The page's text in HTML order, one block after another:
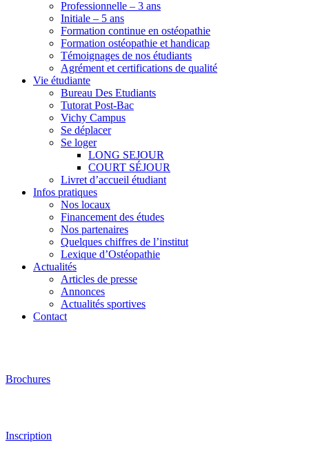
Professionnelle – 3 ans
Initiale – 5 ans
Formation continue en ostéopathie
Formation ostéopathie et handicap
Témoignages de nos étudiants
Agrément et certifications de qualité
Vie étudiante
Bureau Des Etudiants
Tutorat Post-Bac
Vichy Campus
Se déplacer
Se loger
LONG SEJOUR
COURT SÉJOUR
Livret d’accueil étudiant
Infos pratiques
Nos locaux
Financement des études
Nos partenaires
Quelques chiffres de l’institut
Lexique d’Ostéopathie
Actualités
Articles de presse
Annonces
Actualités sportives
Contact
Brochures
Inscription